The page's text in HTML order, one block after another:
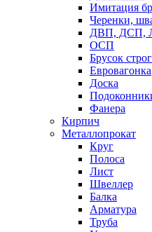
Имитация
Черенки,
ДВП, ДСП,
ОСП
Брусок
Евровагонка
Доска
Фанера
Кирпич
Металлопрокат
Круг
Полоса
Лист
Швеллер
Балка
Арматура
Труба